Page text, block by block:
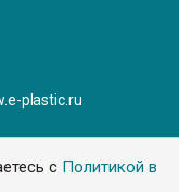
с Политикой в
plastic.ru